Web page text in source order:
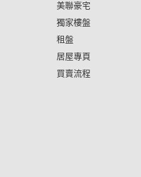
美聯豪宅
獨家樓盤
租盤
居屋專頁
買賣流程